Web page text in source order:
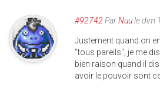
#92742 ParNuule dim
Justement quand on
"tous pareils", je me
bien raison quand il
avoir le pouvoir sont